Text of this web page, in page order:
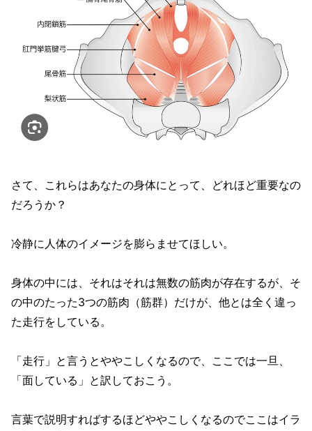
さて、これらはあなたの身体にとって、どれほど重要なの
だろうか？
冷静に人体のイメージを膨らませてほしい。
身体の中には、それはそれは無数の筋肉が存在するが、そ
の中のたった3つの筋肉（筋群）だけが、他とは全く違っ
た走行をしている。
「走行」と言うとややこしくなるので、ここでは一旦、
「面している」と訳しておこう。
言葉で説明すればするほどややこしくなるのでここはイラ